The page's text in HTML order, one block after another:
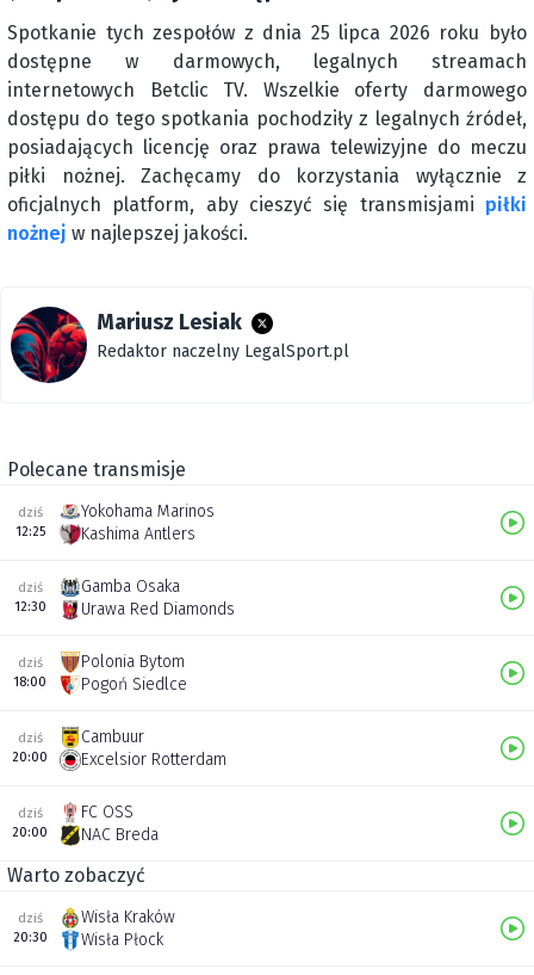
Spotkanie tych zespołów z dnia 25 lipca 2026 roku było
dostępne w darmowych, legalnych streamach
internetowych Betclic TV. Wszelkie oferty darmowego
dostępu do tego spotkania pochodziły z legalnych źródeł,
posiadających licencję oraz prawa telewizyjne do meczu
piłki nożnej. Zachęcamy do korzystania wyłącznie z
oficjalnych platform, aby cieszyć się transmisjami piłki
nożnej w najlepszej jakości.
Mariusz Lesiak
Redaktor naczelny LegalSport.pl
Polecane transmisje
dziś
12:25
Yokohama Marinos
Kashima Antlers
dziś
12:30
Gamba Osaka
Urawa Red Diamonds
dziś
18:00
Polonia Bytom
Pogoń Siedlce
dziś
20:00
Cambuur
Excelsior Rotterdam
dziś
20:00
FC OSS
NAC Breda
Warto zobaczyć
dziś
20:30
Wisła Kraków
Wisła Płock